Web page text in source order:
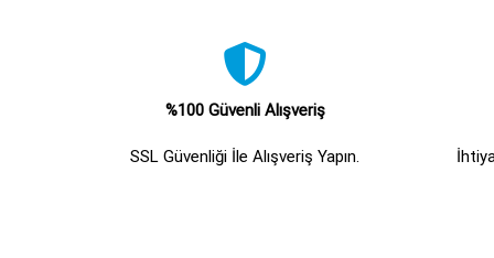
%100 Güvenli Alışveriş
SSL Güvenliği İle Alışveriş Yapın.